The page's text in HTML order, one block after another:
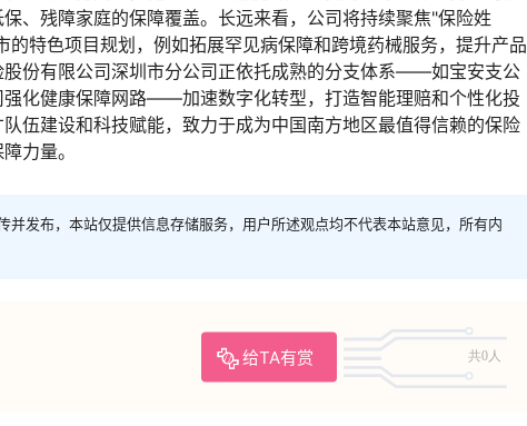
、残障家庭的保障覆盖。长远来看，公司将持续聚焦"保险姓
特色项目规划，例如拓展罕见病保障和跨境药械服务，提升产品
份有限公司深圳市分公司正依托成熟的分支体系——如宝安支公
化健康保障网路——加速数字化转型，打造智能理赔和个性化投
伍建设和科技赋能，致力于成为中国南方地区最值得信赖的保险
力量。
并发布，本站仅提供信息存储服务，用户所述观点均不代表本站意见，所有内
给TA有赏 共0人